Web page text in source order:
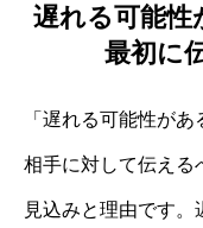
遅れる可能
最初に
「遅れる可能性が
相手に対して伝える
見込みと理由です